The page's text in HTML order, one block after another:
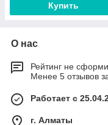
Купить
О нас
Рейтинг не
Менее 5 отзывов
Работает с
г. Алматы